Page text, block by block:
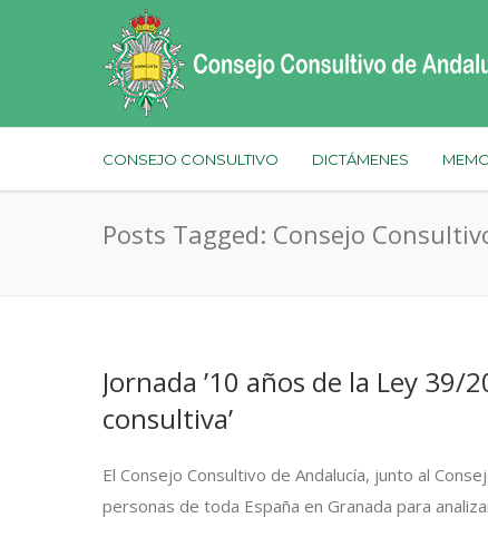
CONSEJO CONSULTIVO DICTÁMENES
Posts Tagged: Consejo
Jornada ’10 años de la Ley
consultiva’
El Consejo Consultivo de Andalucía, junto al
personas de toda España en Granada para